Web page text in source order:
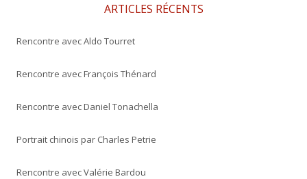
ARTICLES RÉCENTS
Rencontre avec Aldo Tourret
Rencontre avec François Thénard
Rencontre avec Daniel Tonachella
Portrait chinois par Charles Petrie
Rencontre avec Valérie Bardou